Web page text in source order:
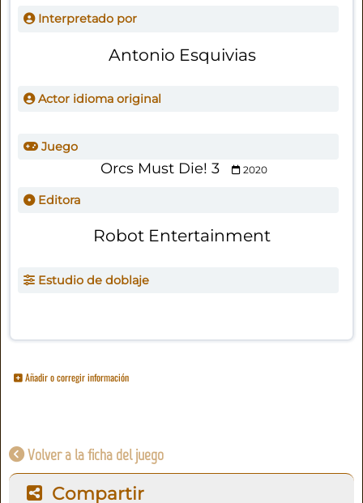
Interpretado por
Antonio Esquivias
Actor idioma original
Juego
Orcs Must Die! 3 2020
Editora
Robot Entertainment
Estudio de doblaje
Añadir o corregir información
Volver a la ficha del juego
Compartir